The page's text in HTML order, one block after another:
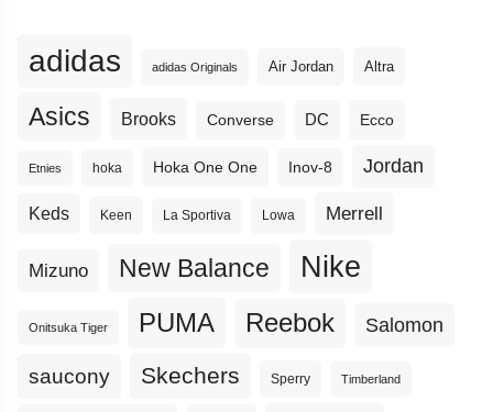
adidas adidas Originals Air Jordan Altra
Asics Brooks Converse DC Ecco
Etnies hoka Hoka One One Inov-8 Jordan
Keds Keen La Sportiva Lowa Merrell
Mizuno New Balance Nike
Onitsuka Tiger PUMA Reebok Salomon
saucony Skechers Sperry Timberland